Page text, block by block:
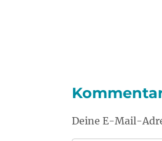
Deine E-Mail-